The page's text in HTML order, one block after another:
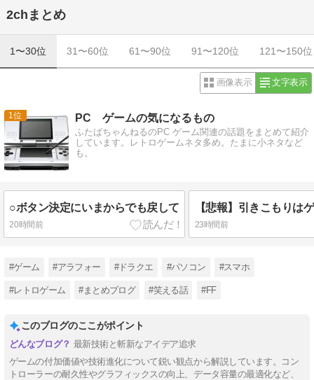
2chまとめ
1〜30位 31〜60位 61〜90位 91〜120位 121〜150位
画像表示 文字表示
1 PC ゲームの気になるもの
ふたばちゃんねるのPC ゲーム関連の話題をまとめて紹介
しています。レトロゲームネタ多め。たまに小ネタなど
も。
○ボタン決定にいまからでも戻して
20時間前 23時間前
#ゲーム #アラフォー #ドラクエ #パソコン #スマホ
#レトロゲーム #まとめブログ #笑える話 #FF
このブログのここがポイント
最新技術と斬新なアイデア追求
ゲームの付加価値や技術進化について鋭い観点から解説しています。コン
トローラーの耐久性やグラフィックスの向上、データ容量の最適化など、